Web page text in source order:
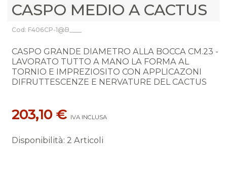
CASPO MEDIO A CACTUS
Cod: F406CP-1@B____
CASPO GRANDE DIAMETRO ALLA BOCCA CM.23 -
LAVORATO TUTTO A MANO LA FORMA AL
TORNIO E IMPREZIOSITO CON APPLICAZONI
DIFRUTTESCENZE E NERVATURE DEL CACTUS
203,10 € IVA INCLUSA
Disponibilità: 2 Articoli